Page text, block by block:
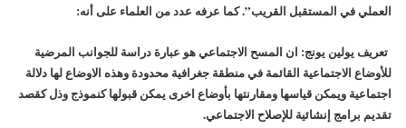
العملي في المستقبل القريب”. كما عرفه عدد من العلماء على أنه:
تعريف يولين يونج: ان المسح الاجتماعي هو عبارة دراسة للجوانب المرضية
للأوضاع الاجتماعية القائمة في منطقة جغرافية محدودة وهذه الاوضاع لها دلالة
اجتماعية ويمكن قياسها ومقارنتها بأوضاع اخرى يمكن قبولها كنموذج وذل كقصد
تقديم برامج إنشائية للإصلاح الاجتماعي.